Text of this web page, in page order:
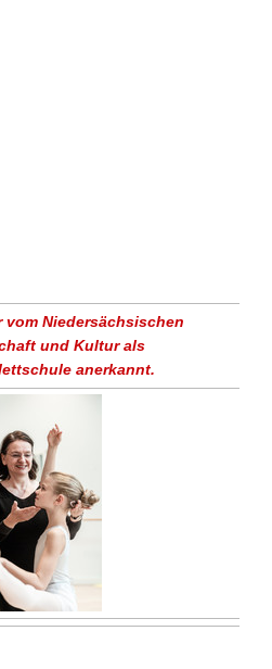
vom Niedersächsischen
und Kultur als
anerkannt.